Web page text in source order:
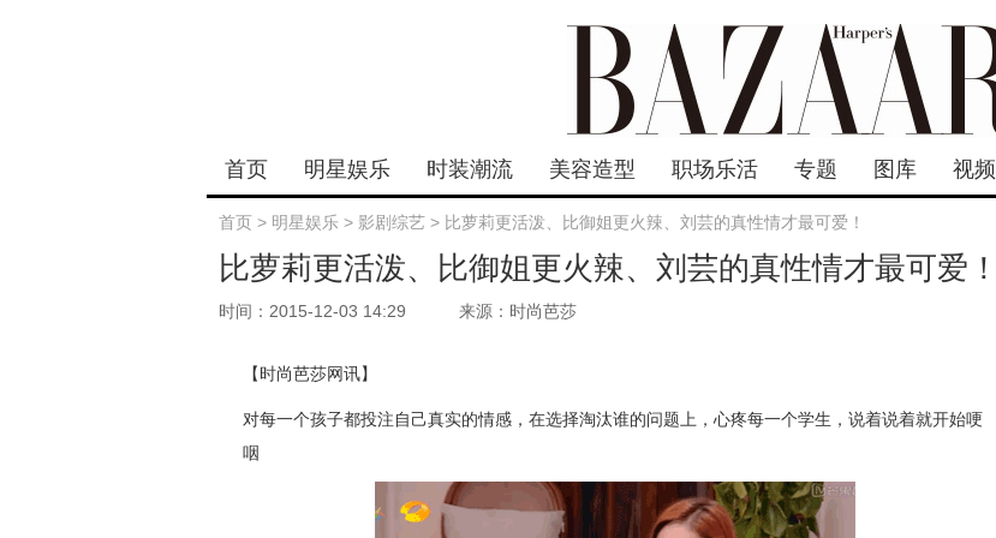
首页 明星娱乐 时装潮流 美容造型 职场乐活 专题 图库 视频
首页 > 明星娱乐 > 影剧综艺 > 比萝莉更活泼、比御姐更火辣、刘芸的真性情才最可爱！
比萝莉更活泼、比御姐更火辣、刘芸的真性情才最可爱！
时间：2015-12-03 14:29 来源：时尚芭莎
【时尚芭莎网讯】
对每一个孩子都投注自己真实的情感，在选择淘汰谁的问题上，心疼每一个学生，说着说着就开始哽
咽